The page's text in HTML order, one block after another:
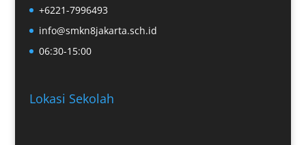
+6221-7996493
info@smkn8jakarta.sch.id
06:30-15:00
Lokasi Sekolah